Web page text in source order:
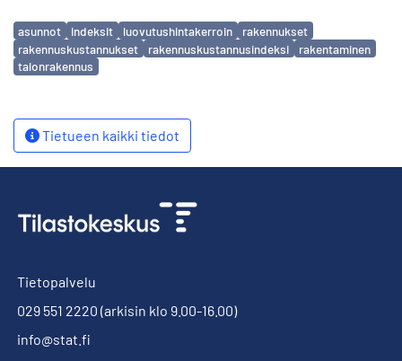
Avainsanat
asunnot indeksit luovutushintakerroin
rakennukset
rakennuskustannukset
rakennuskustannusindeksi
rakentaminen
talonrakennus
Tietueen kaikki tiedot
Tietopalvelu
029 551 2220 (arkisin klo 9.00-16.00)
info@stat.fi